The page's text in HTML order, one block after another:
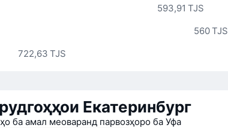
593,91 TJS
560 TJS
722,63 TJS
Екатеринбург
ба амал меоваранд парвозҳоро ба Уфа